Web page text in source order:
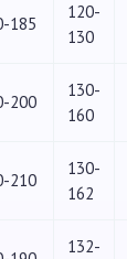
185
120-
130
200
130-
160
210
130-
162
132-